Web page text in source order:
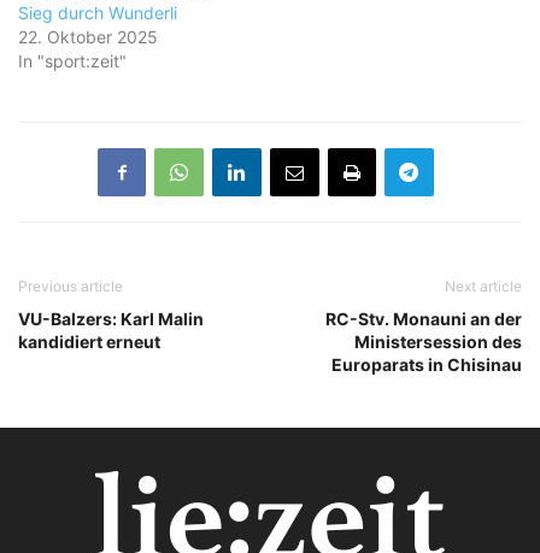
Sieg durch Wunderli
22. Oktober 2025
In "sport:zeit"
Previous article
VU-Balzers: Karl Malin
kandidiert erneut
Next article
RC-Stv. Monauni an der
Ministersession des
Europarats in Chisinau